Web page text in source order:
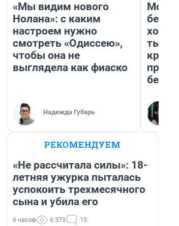
«Мы видим нового
Нолана»: с каким
настроем нужно
смотреть «Одиссею»,
чтобы она не
выглядела как фиаско
Надежда Губарь
Мой
РЕКОМЕНДУЕМ
«Не рассчитала силы»: 18-
летняя ужурка пыталась
успокоить трехмесячного
сына и убила его
6 часов 6 373 15